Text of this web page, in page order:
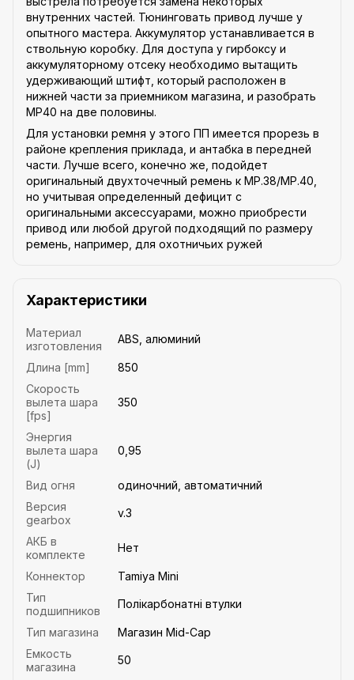
внутренних частей. Тюнинговать привод лучше у
опытного мастера. Аккумулятор устанавливается в
ствольную коробку. Для доступа у гирбоксу и
аккумуляторному отсеку необходимо вытащить
удерживающий штифт, который расположен в
нижней части за приемником магазина, и разобрать
MP40 на две половины.
Для установки ремня у этого ПП имеется прорезь в
районе крепления приклада, и антабка в передней
части. Лучше всего, конечно же, подойдет
оригинальный двухточечный ремень к MP.38/MP.40,
но учитывая определенный дефицит с
оригинальными аксессуарами, можно приобрести
привод или любой другой подходящий по размеру
ремень, например, для охотничьих ружей
Характеристики
Материал
изготовления
ABS, алюминий
Длина [mm]
850
Скорость
вылета шара
[fps]
350
Энергия
вылета шара
(J)
0,95
Вид огня
одиночний, автоматичний
Версия
gearbox
v.3
АКБ в
комплекте
Нет
Коннектор
Tamiya Mini
Тип
подшипников
Полікарбонатні втулки
Тип магазина
Магазин Mid-Cap
Емкость
магазина
50